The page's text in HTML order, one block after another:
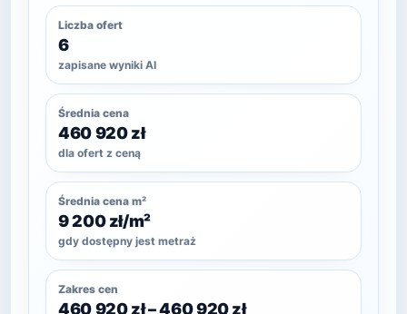
Liczba ofert
6
zapisane wyniki AI
Średnia cena
460 920 zł
dla ofert z ceną
Średnia cena m²
9 200 zł/m²
gdy dostępny jest metraż
Zakres cen
460 920 zł – 460 920 zł